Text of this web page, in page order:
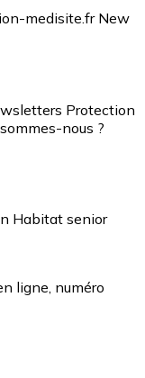
medisite.fr New
Protection
nous ?
Habitat senior
ligne, numéro